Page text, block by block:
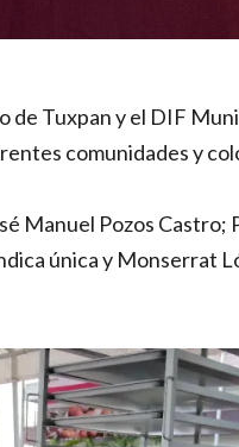
de Tuxpan y el DIF
comunidades y
Manuel Pozos Castro;
única y Monserrat